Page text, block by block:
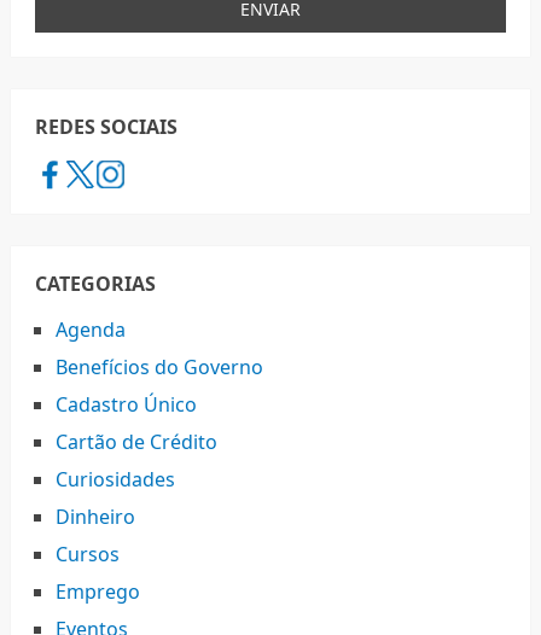
REDES SOCIAIS
CATEGORIAS
Agenda
Benefícios do Governo
Cadastro Único
Cartão de Crédito
Curiosidades
Dinheiro
Cursos
Emprego
Eventos